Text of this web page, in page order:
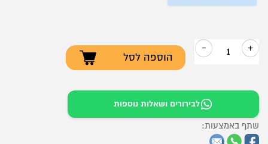
+
כמות
מנהל
ארגונומי
-
הוספה לסל
לבירורים ושאלות נוספות
שתף באמצעות: